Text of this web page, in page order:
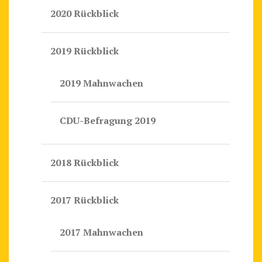
2020 Rückblick
2019 Rückblick
2019 Mahnwachen
CDU-Befragung 2019
2018 Rückblick
2017 Rückblick
2017 Mahnwachen